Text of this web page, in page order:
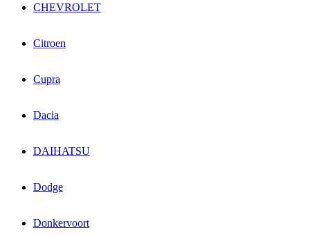
CHEVROLET
Citroen
Cupra
Dacia
DAIHATSU
Dodge
Donkervoort